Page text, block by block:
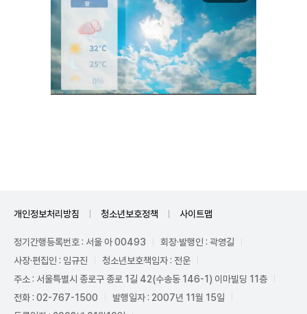
개인정보처리방침 청소년보호정책 사이트맵
정기간행등록번호 : 서울 아 00493
회장·발행인 : 곽영길
사장·편집인 : 임규진
청소년보호책임자 : 전운
주소 : 서울특별시 종로구 종로 1길 42(수송동 146-1) 이마빌딩 11층
전화 : 02-767-1500
발행일자 : 2007년 11월 15일